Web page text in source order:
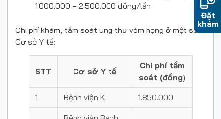
1.000.000 – 2.500.000 đồng/lần
Chi phí khám, tầm soát ung thư vòm họng ở một số
Cơ sở Y tế:
STT Cơ sở Y tế
Chi phí tầm
soát (đồng)
1 Bệnh viện K 1.850.000
Đặt
khám